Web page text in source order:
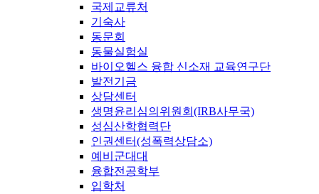
국제교류처
기숙사
동문회
동물실험실
바이오헬스 융합 신소재 교육연구단
발전기금
상담센터
생명윤리심의위원회(IRB사무국)
성심산학협력단
인권센터(성폭력상담소)
예비군대대
융합전공학부
입학처